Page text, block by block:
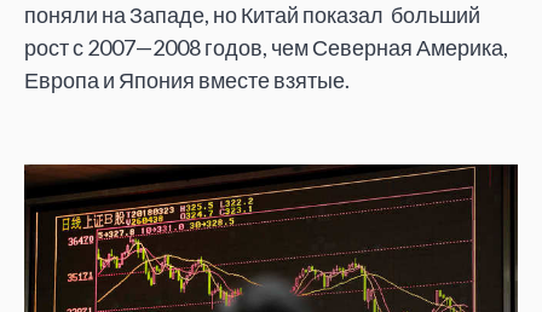
поняли на Западе, но Китай показал больший
рост с 2007—2008 годов, чем Северная Америка,
Европа и Япония вместе взятые.